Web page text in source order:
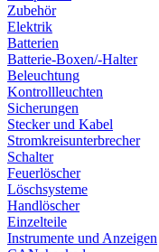
Zubehör
Elektrik
Batterien
Batterie-Boxen/-Halter
Beleuchtung
Kontrollleuchten
Sicherungen
Stecker und Kabel
Stromkreisunterbrecher
Schalter
Feuerlöscher
Löschsysteme
Handlöscher
Einzelteile
Instrumente und Anzeigen